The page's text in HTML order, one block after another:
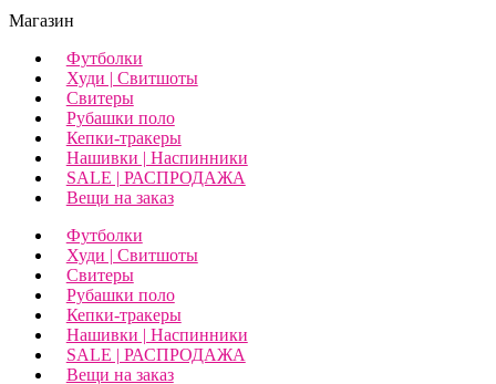
Магазин
Футболки
Худи | Свитшоты
Свитеры
Рубашки поло
Кепки-тракеры
Нашивки | Наспинники
SALE | РАСПРОДАЖА
Вещи на заказ
Футболки
Худи | Свитшоты
Свитеры
Рубашки поло
Кепки-тракеры
Нашивки | Наспинники
SALE | РАСПРОДАЖА
Вещи на заказ